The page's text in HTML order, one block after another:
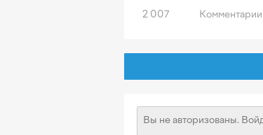
2 007 Комментарии